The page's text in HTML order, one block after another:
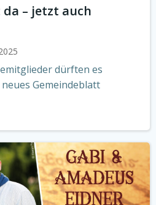
– jetzt auch
dürften es
Gemeindeblatt